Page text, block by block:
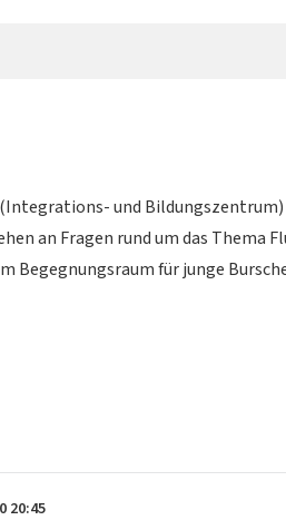
und
an Fragen rund um das Thema
Begegnungsraum für junge
20:45